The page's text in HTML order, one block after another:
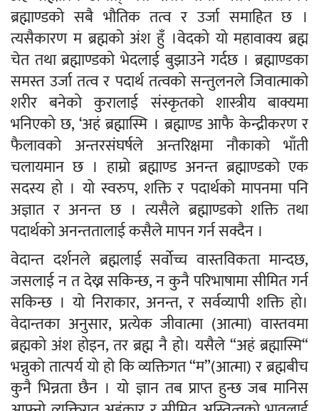
ब्रह्माण्डको सबै भौतिक तत्व र उर्जा समाहित छ ।
त्यसैकारण म ब्रह्मको अंश हुँ ।वेदको यो महावाक्य ब्रह्म
चेत तथा ब्रह्माण्डको भेदलाई बुझाउने गर्दछ । ब्रह्माण्डका
समस्त उर्जा तत्व र पदार्थ तत्वको सन्तुलनले जिवात्माको
शरीर बनेको कुरालाई संस्कृतको शास्त्रीय बाक्यमा
भनिएको छ, ‘अहं ब्रह्मास्मि । ब्रह्माण्ड आफै केन्द्रीकरण र
फैलावको अन्तरसंघर्षले अन्तरिक्षमा नौकाको भाँती
चलायमान छ । हाम्रो ब्रह्माण्ड अनन्त ब्रह्माण्डको एक
सदस्य हो । यो स्वरुप, शक्ति र पदार्थको मापनमा पनि
अज्ञात र अनन्त छ । त्यसैले ब्रह्माण्डको शक्ति तथा
पदार्थको अनन्ततालाई कसैले मापन गर्न सक्दैन ।
वेदान्त दर्शनले ब्रह्मलाई सर्वोच्च वास्तविकता मान्दछ,
जसलाई न त देख्न सकिन्छ, न कुनै परिभाषामा सीमित गर्न
सकिन्छ । यो निराकार, अनन्त, र सर्वव्यापी शक्ति हो।
वेदान्तका अनुसार, प्रत्येक जीवात्मा (आत्मा) वास्तवमा
ब्रह्मको अंश होइन, तर ब्रह्म नै हो। यसैले “अहं ब्रह्मास्मि“
भन्नुको तात्पर्य यो हो कि व्यक्तिगत “म”(आत्मा) र ब्रह्मबीच
कुनै भिन्नता छैन । यो ज्ञान तब प्राप्त हुन्छ जब मानिस